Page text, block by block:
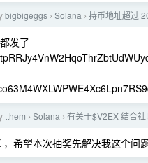
bigbigeggs › Solana › 持币地址超过
发了
tthem › Solana › 有关于$V2EX 结合
希望本次抽奖先解决我这个问